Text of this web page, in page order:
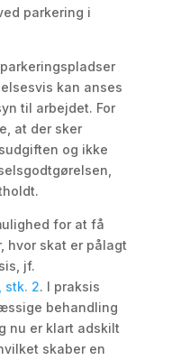
parkering i
kan anses
til arbejdet. For
at der sker
og ikke
for at få
hvor skat er pålagt
jf.
stk. 2. I praksis
behandling
nu er klart adskilt
skaber en